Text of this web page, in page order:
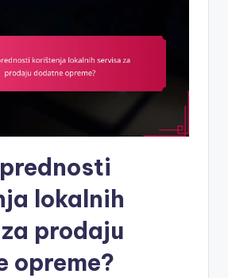
lokalnih
prodaju
opreme?